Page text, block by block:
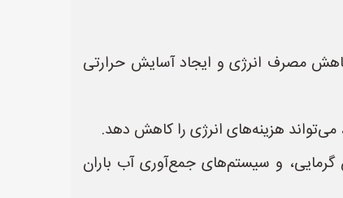
مصرف انرژی و ایجاد آسایش حرارتی
هزینه‌های انرژی را کاهش دهد.
و سیستم‌های جمع‌آوری آب باران